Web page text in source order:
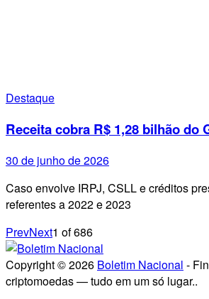
Destaque
Receita cobra R$ 1,28 bilhão do
30 de junho de 2026
Caso envolve IRPJ, CSLL e créditos
referentes a 2022 e 2023
PrevNext1 of686
Copyright © 2026 Boletim Nacional -
criptomoedas — tudo em um só lugar..